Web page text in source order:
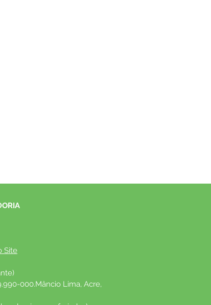
Site
000.Mâncio Lima, Acre,